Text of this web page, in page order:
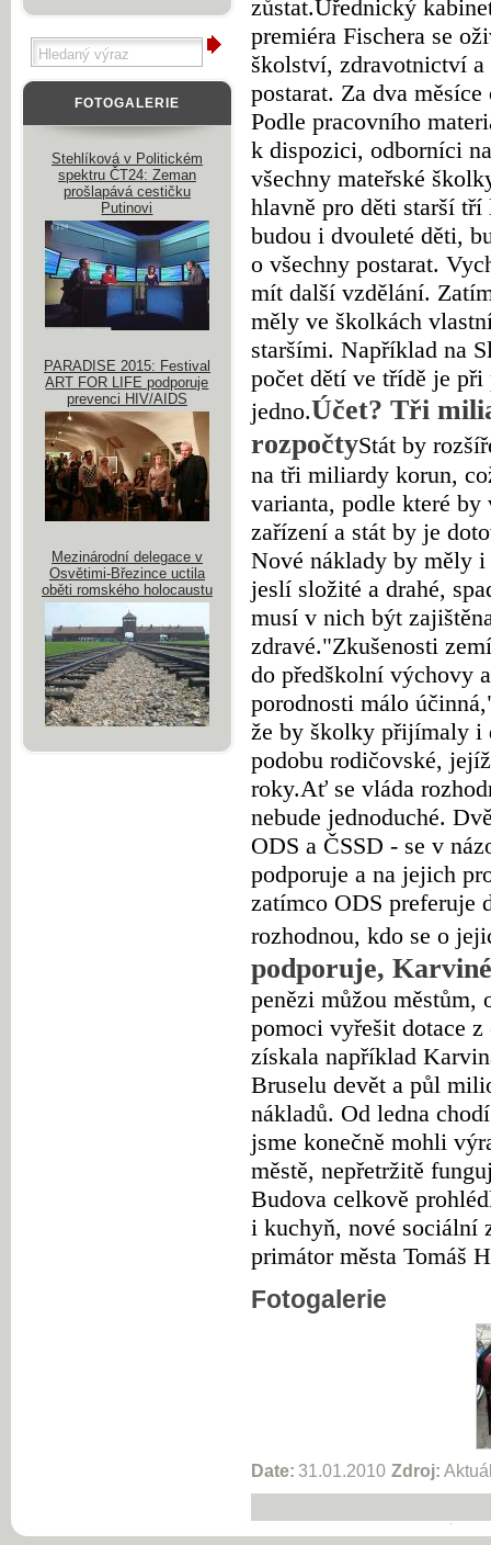
zůstat.Úřednický
premiéra Fischera se
školství, zdravotnictví
postarat. Za dva
Podle pracovního
k dispozici, odborníci
všechny mateřské
hlavně pro děti starší
budou i dvouleté děti,
o všechny postarat.
mít další vzdělání.
měly ve školkách
staršími. Například na
počet dětí ve třídě je
jedno.Účet? Tři
rozpočtyStát by
na tři miliardy korun,
varianta, podle které
zařízení a stát by je
Nové náklady by měly i
jeslí složité a drahé,
musí v nich být
zdravé."Zkušenosti
do předškolní výchovy
porodnosti málo
že by školky přijímaly i
podobu rodičovské,
roky.Ať se vláda
nebude jednoduché.
ODS a ČSSD - se v
podporuje a na jejich
zatímco ODS preferuje
rozhodnou, kdo se o
podporuje,
penězi můžou městům,
pomoci vyřešit dotace
získala například
Bruselu devět a půl
nákladů. Od ledna
jsme konečně mohli
městě, nepřetržitě
Budova celkově
i kuchyň, nové sociální
primátor města Tomáš
Fotogalerie
Date: 31.01.2010 Zdroj:
FOTOGALERIE
Stehlíková v Politickém
spektru ČT24: Zeman
prošlapává cestičku
Putinovi
PARADISE 2015: Festival
ART FOR LIFE podporuje
prevenci HIV/AIDS
Mezinárodní delegace v
Osvětimi-Březince uctila
oběti romského holocaustu